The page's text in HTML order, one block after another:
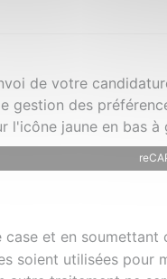
de votre
gestion des
l'icône jaune en bas
et en soumettant
soient utilisées pour